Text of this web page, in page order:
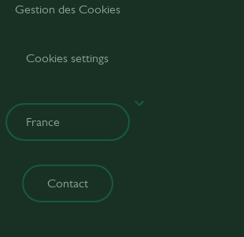
Gestion des Cookies
Cookies settings
Contact